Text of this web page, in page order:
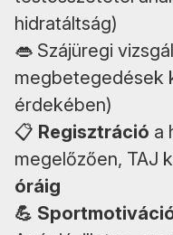
hidratáltság)
👄 Szájüregi
megbetegedések
érdekében)
📋 Regisztráció a
megelőzően, TAJ
óráig
💪